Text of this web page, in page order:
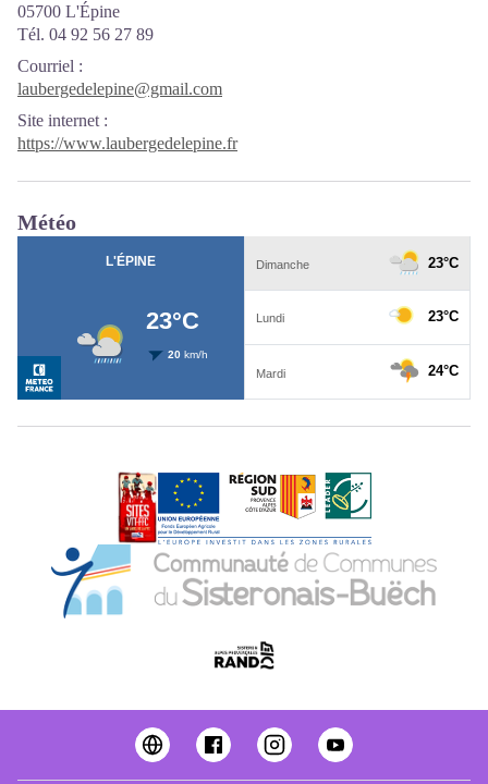
05700 L'Épine
Tél. 04 92 56 27 89
Courriel :
laubergedelepine@gmail.com
Site internet :
https://www.laubergedelepine.fr
Météo